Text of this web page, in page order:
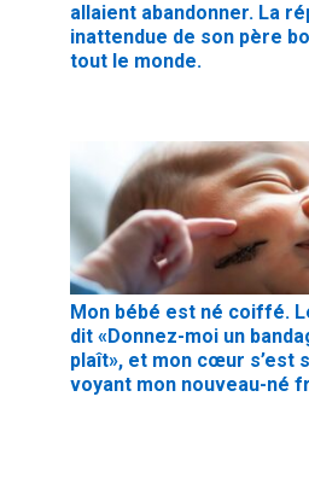
allaient abandonner. La
inattendue de son père
tout le monde.
Mon bébé est né coiffé.
dit «Donnez-moi un
plaît», et mon cœur s’est
voyant mon nouveau-né